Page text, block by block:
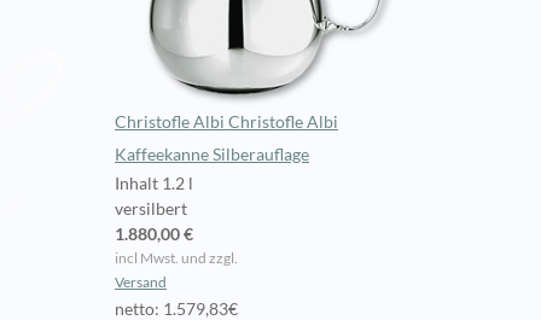
Christofle Albi Christofle Albi
Kaffeekanne Silberauflage
Inhalt 1.2 l
versilbert
1.880,00 €
incl Mwst. und zzgl.
Versand
netto: 1.579,83€